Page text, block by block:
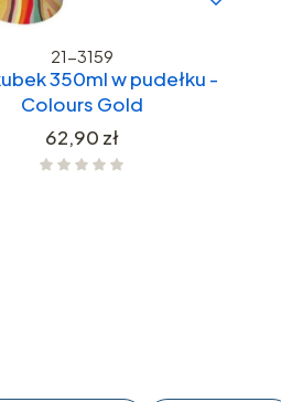
21-3159
350ml w pudełku -
Colours Gold
Cena
62,90 zł